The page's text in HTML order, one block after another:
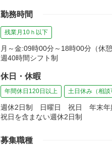
勤務時間
残業月10ｈ以下
月～金:09時00分～18時00分（休
週40時間シフト制
休日・休暇
年間休日120日以上 土日休み（相談
週休2日制 日曜日 祝日 年末年
祝日を含まない週休2日制
募集職種